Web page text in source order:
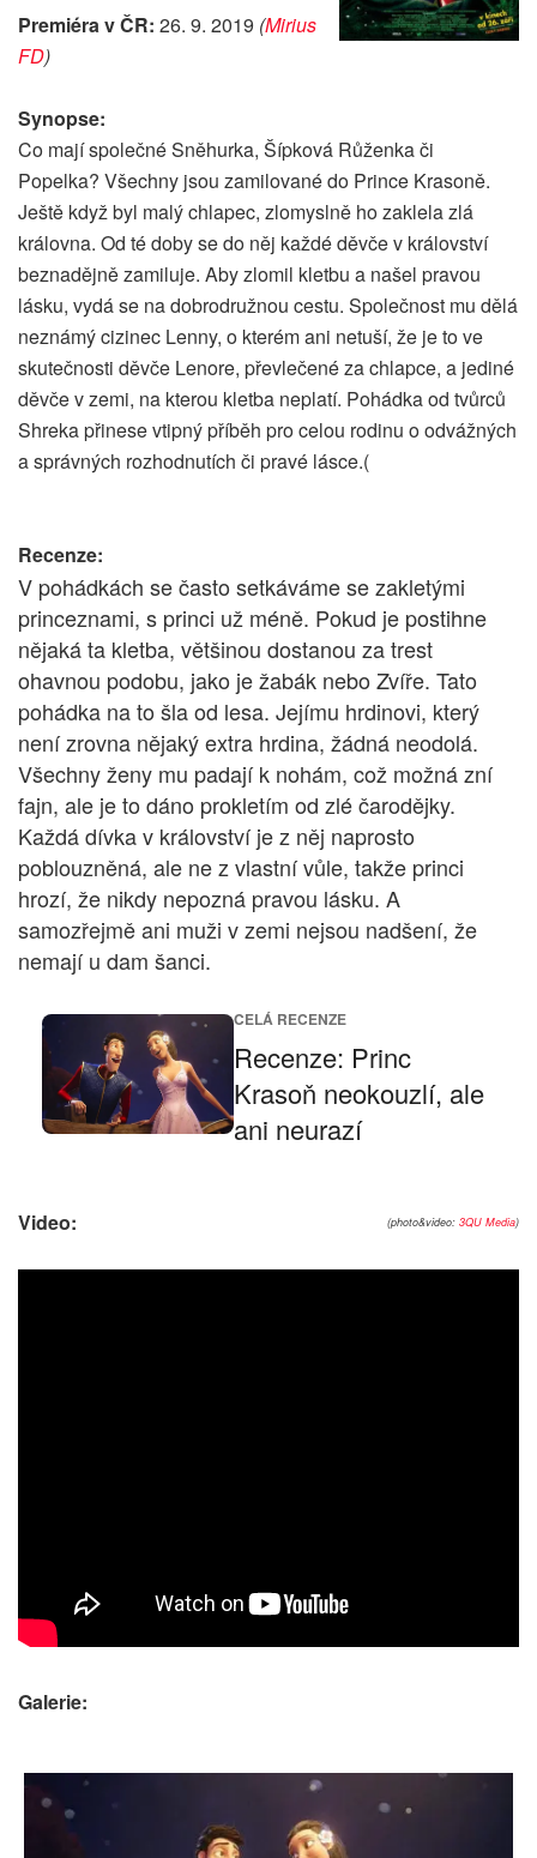
Premiéra v ČR: 26. 9. 2019 (Mirius
FD)
Synopse:
Co mají společné Sněhurka, Šípková Růženka či
Popelka? Všechny jsou zamilované do Prince Krasoně.
Ještě když byl malý chlapec, zlomyslně ho zaklela zlá
královna. Od té doby se do něj každé děvče v království
beznadějně zamiluje. Aby zlomil kletbu a našel pravou
lásku, vydá se na dobrodružnou cestu. Společnost mu dělá
neznámý cizinec Lenny, o kterém ani netuší, že je to ve
skutečnosti děvče Lenore, převlečené za chlapce, a jediné
děvče v zemi, na kterou kletba neplatí. Pohádka od tvůrců
Shreka přinese vtipný příběh pro celou rodinu o odvážných
a správných rozhodnutích či pravé lásce.(
Recenze:
V pohádkách se často setkáváme se zakletými
princeznami, s princi už méně. Pokud je postihne
nějaká ta kletba, většinou dostanou za trest
ohavnou podobu, jako je žabák nebo Zvíře. Tato
pohádka na to šla od lesa. Jejímu hrdinovi, který
není zrovna nějaký extra hrdina, žádná neodolá.
Všechny ženy mu padají k nohám, což možná zní
fajn, ale je to dáno prokletím od zlé čarodějky.
Každá dívka v království je z něj naprosto
poblouzněná, ale ne z vlastní vůle, takže princi
hrozí, že nikdy nepozná pravou lásku. A
samozřejmě ani muži v zemi nejsou nadšení, že
nemají u dam šanci.
CELÁ RECENZE
Recenze: Princ
Krasoň neokouzlí, ale
ani neurazí
(photo&video: 3QU Media)
Video:
Galerie: